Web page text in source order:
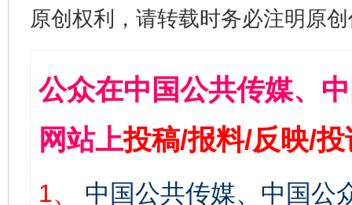
原创权利，请转载时务必注明原
公众在中国公共传媒、
网站上投稿/报料/反映/
1、
中国公共传媒、中国公